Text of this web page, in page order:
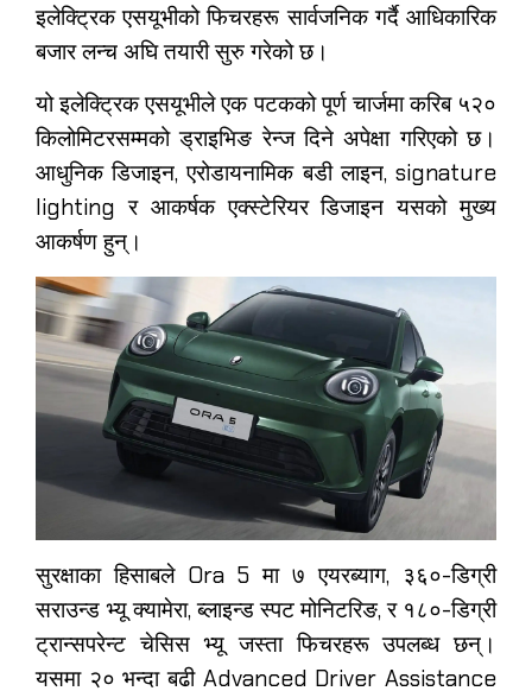
इलेक्ट्रिक एसयूभीको फिचरहरू सार्वजनिक गर्दै आधिकारिक
बजार लन्च अघि तयारी सुरु गरेको छ।
यो इलेक्ट्रिक एसयूभीले एक पटकको पूर्ण चार्जमा करिब ५२०
किलोमिटरसम्मको ड्राइभिङ रेन्ज दिने अपेक्षा गरिएको छ।
आधुनिक डिजाइन, एरोडायनामिक बडी लाइन, signature
lighting र आकर्षक एक्स्टेरियर डिजाइन यसको मुख्य
आकर्षण हुन्।
सुरक्षाका हिसाबले Ora 5 मा ७ एयरब्याग, ३६०-डिग्री
सराउन्ड भ्यू क्यामेरा, ब्लाइन्ड स्पट मोनिटरिङ, र १८०-डिग्री
ट्रान्सपरेन्ट चेसिस भ्यू जस्ता फिचरहरू उपलब्ध छन्।
यसमा २० भन्दा बढी Advanced Driver Assistance